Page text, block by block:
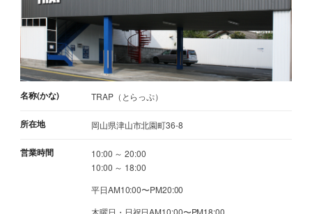
名称(かな) TRAP（とらっぷ）
所在地 岡山県津山市北園町36-8
営業時間
10:00 ～ 20:00
10:00 ～ 18:00
平日AM10:00〜PM20:00